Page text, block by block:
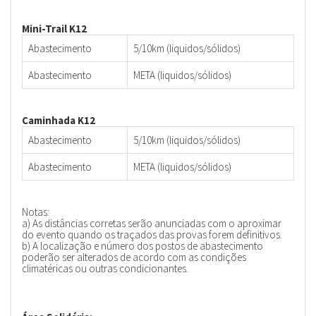
Mini-Trail K12
Abastecimento
5/10km (liquidos/sólidos)
Abastecimento
META (liquidos/sólidos)
Caminhada K12
Abastecimento
5/10km (liquidos/sólidos)
Abastecimento
META (liquidos/sólidos)
Notas:
a) As distâncias corretas serão anunciadas com o aproximar
do evento quando os traçados das provas forem definitivos.
b) A localização e número dos postos de abastecimento
poderão ser alterados de acordo com as condições
climatéricas ou outras condicionantes.